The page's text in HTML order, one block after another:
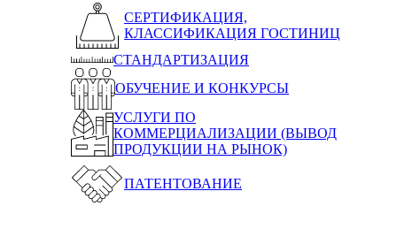
СЕРТИФИКАЦИЯ,
КЛАССИФИКАЦИЯ ГОСТИНИЦ
СТАНДАРТИЗАЦИЯ
ОБУЧЕНИЕ И КОНКУРСЫ
УСЛУГИ ПО
КОММЕРЦИАЛИЗАЦИИ (ВЫВОД
ПРОДУКЦИИ НА РЫНОК)
ПАТЕНТОВАНИЕ